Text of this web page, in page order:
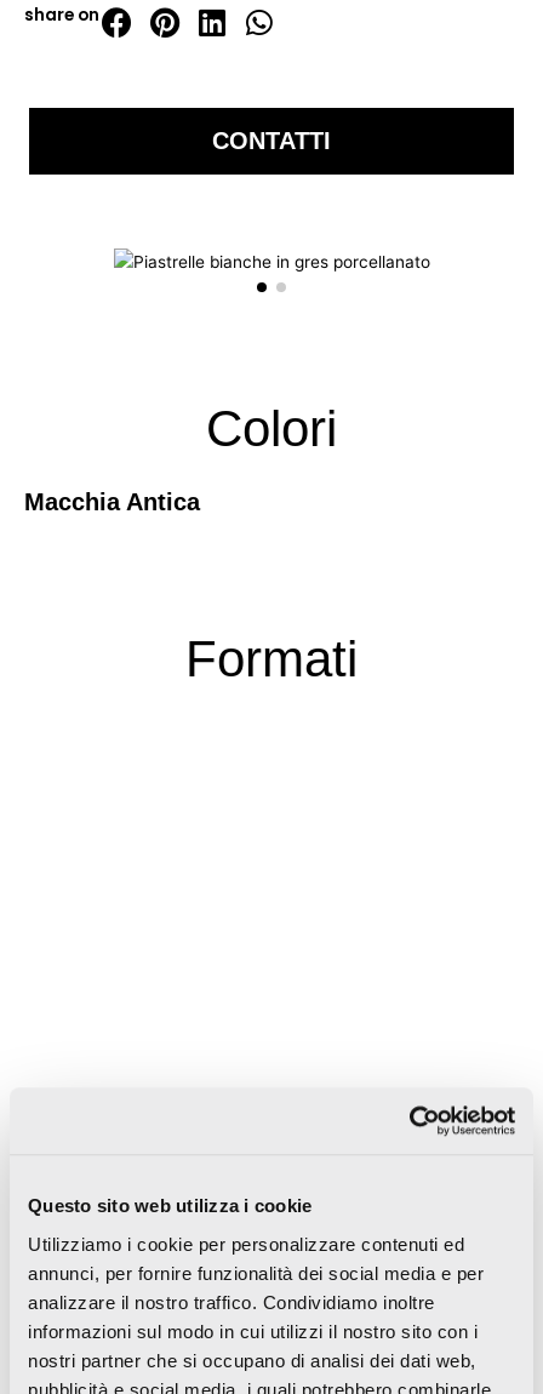
Questo sito web utilizza i cookie
Utilizziamo i cookie per personalizzare contenuti ed
annunci, per fornire funzionalità dei social media e per
analizzare il nostro traffico. Condividiamo inoltre
informazioni sul modo in cui utilizzi il nostro sito con i
nostri partner che si occupano di analisi dei dati web,
pubblicità e social media, i quali potrebbero combinarle
share on
CONTATTI
Colori
Macchia Antica
Formati
120×280
48"x110"
Nat Ret
Lap Ret
120×120
48"x48"
Lap Ret
60×120
24"x48"
Nat Ret
Lap Ret